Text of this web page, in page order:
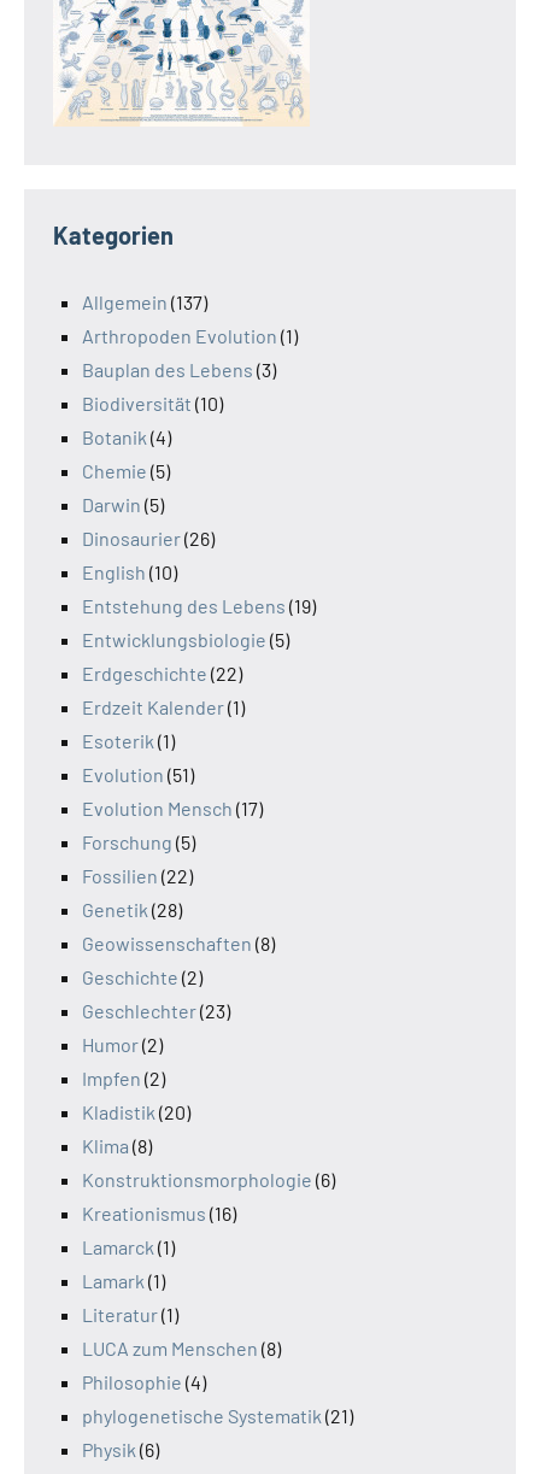
Kategorien
Allgemein (137)
Arthropoden Evolution (1)
Bauplan des Lebens (3)
Biodiversität (10)
Botanik (4)
Chemie (5)
Darwin (5)
Dinosaurier(26)
English (10)
Entstehung des Lebens (19)
Entwicklungsbiologie (5)
Erdgeschichte (22)
Erdzeit Kalender(1)
Esoterik (1)
Evolution (51)
Evolution Mensch (17)
Forschung (5)
Fossilien (22)
Genetik (28)
Geowissenschaften (8)
Geschichte (2)
Geschlechter(23)
Humor(2)
Impfen (2)
Kladistik (20)
Klima (8)
Konstruktionsmorphologie (6)
Kreationismus (16)
Lamarck (1)
Lamark (1)
Literatur(1)
LUCA zum Menschen (8)
Philosophie (4)
phylogenetische Systematik (21)
Physik (6)